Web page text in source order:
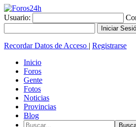
Usuario:
Recordar Datos de Acceso | Registrarse
Inicio
Foros
Gente
Fotos
Noticias
Provincias
Blog